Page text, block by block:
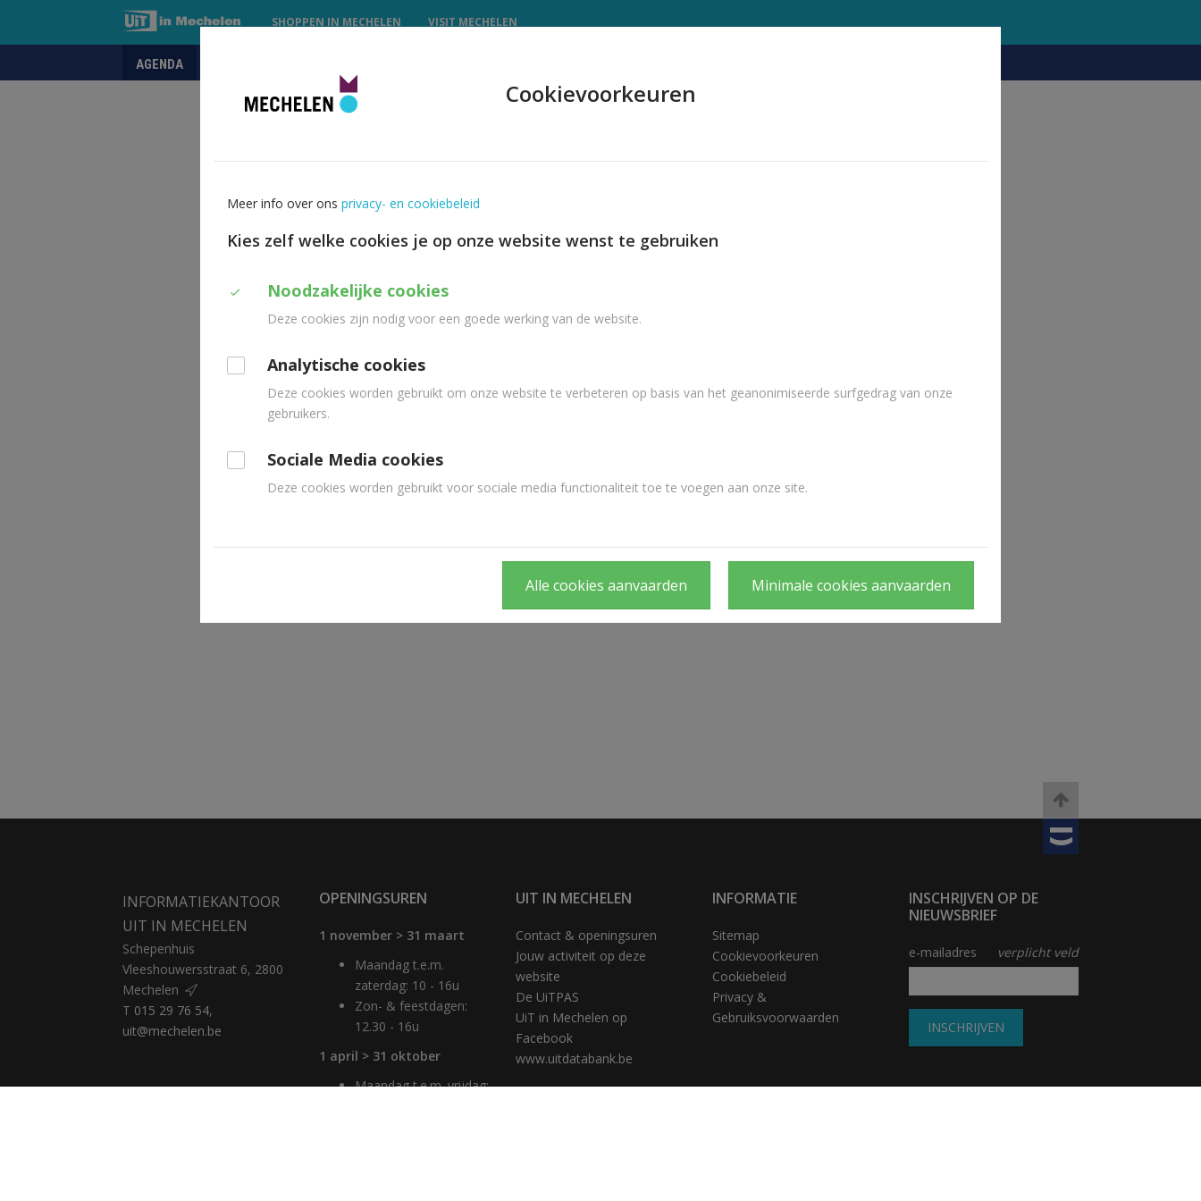
SHOPPEN IN MECHELEN VISIT MECHELEN
AGENDA
INFORMATIEKANTOOR
UIT IN MECHELEN
Schepenhuis
Vleeshouwersstraat 6, 2800
Mechelen
T 015 29 76 54,
uit@mechelen.be
OPENINGSUREN
1 november > 31 maart
Maandag t.e.m.
zaterdag: 10 - 16u
Zon- & feestdagen:
12.30 - 16u
1 april > 31 oktober
Maandag t.e.m. vrijdag:
UIT IN MECHELEN
Contact & openingsuren
Jouw activiteit op deze
website
De UiTPAS
UiT in Mechelen op
Facebook
www.uitdatabank.be
INFORMATIE
Sitemap
Cookievoorkeuren
Cookiebeleid
Privacy &
Gebruiksvoorwaarden
INSCHRIJVEN OP DE
NIEUWSBRIEF
verplicht veld
e-mailadres
Cookievoorkeuren
Meer info over ons privacy- en cookiebeleid
Kies zelf welke cookies je op onze website wenst te gebruiken
Duid
welke
cookies
wenst
Noodzakelijke cookies
Deze cookies zijn nodig voor een goede werking van de website.
Analytische cookies
Deze cookies worden gebruikt om onze website te verbeteren op basis van het geanonimiseerde surfgedrag van onze
gebruikers.
Sociale Media cookies
Deze cookies worden gebruikt voor sociale media functionaliteit toe te voegen aan onze site.
Alle cookies aanvaarden Minimale cookies aanvaarden